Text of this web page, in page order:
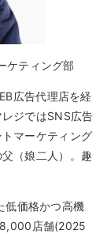
ケティング部
広告代理店を経
ジではSNS広告
マーケティング
（娘二人）。趣
低価格かつ高機
店舗(2025